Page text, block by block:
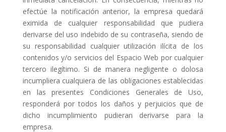
efectúe la notificación anterior, la empresa quedará
eximida de cualquier responsabilidad que pudiera
derivarse del uso indebido de su contraseña, siendo de
su responsabilidad cualquier utilización ilícita de los
contenidos y/o servicios del Espacio Web por cualquier
tercero ilegítimo. Si de manera negligente o dolosa
incumpliera cualquiera de las obligaciones establecidas
en las presentes Condiciones Generales de Uso,
responderá por todos los daños y perjuicios que de
dicho incumplimiento pudieran derivarse para la
empresa.